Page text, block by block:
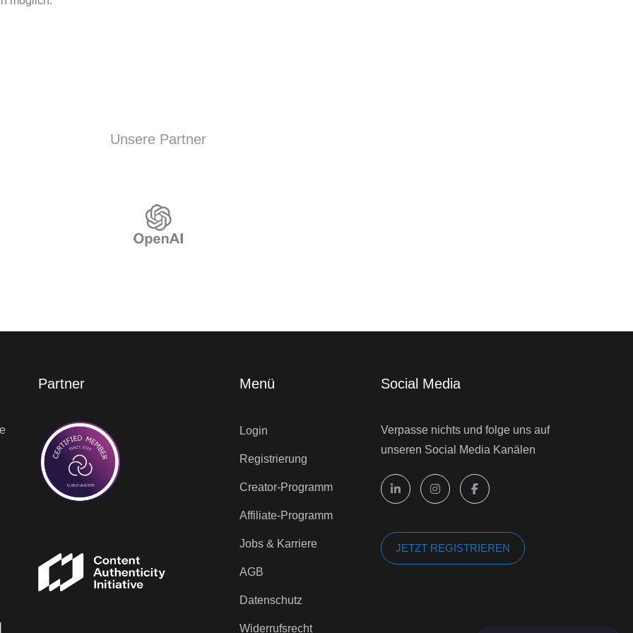
Unsere Partner
Partner Menü
Login
Registrierung
Creator-Programm
Affiliate-Programm
Jobs & Karriere
AGB
Datenschutz
Widerrufsrecht
Social Media
Verpasse nichts und folge uns auf
unseren Social Media Kanälen
JETZT REGISTRIEREN